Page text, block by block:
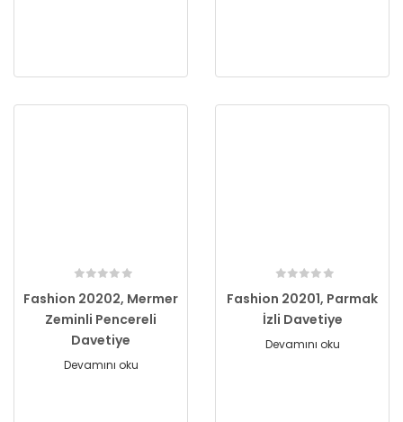
Fashion 20202, Mermer
Zeminli Pencereli
Davetiye
Devamını oku
Fashion 20201, Parmak
İzli Davetiye
Devamını oku